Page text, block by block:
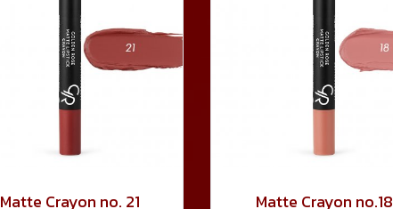
Matte Crayon no. 21 Matte Crayon no.18